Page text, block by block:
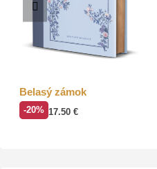
Belasý zámok
-20% 17.50 €